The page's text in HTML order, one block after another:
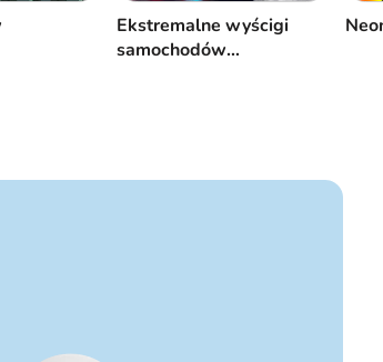
Ekstremalne wyścigi
samochodów